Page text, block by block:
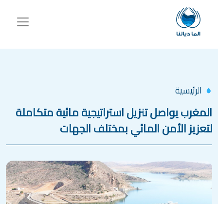
تجاوز إلى المحتوى الرئيسي
الرئيسية
المغرب يواصل تنزيل استراتيجية مائية متكاملة
لتعزيز الأمن المائي بمختلف الجهات